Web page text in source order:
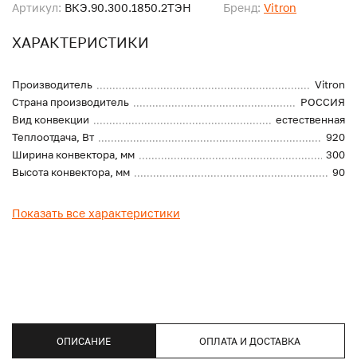
Артикул: ВКЭ.90.300.1850.2ТЭН Бренд: Vitron
ХАРАКТЕРИСТИКИ
Производитель
Vitron
Страна производитель
РОССИЯ
Вид конвекции
естественная
Теплоотдача, Вт
920
Ширина конвектора, мм
300
Высота конвектора, мм
90
Показать все характеристики
ОПИСАНИЕ ОПЛАТА И ДОСТАВКА